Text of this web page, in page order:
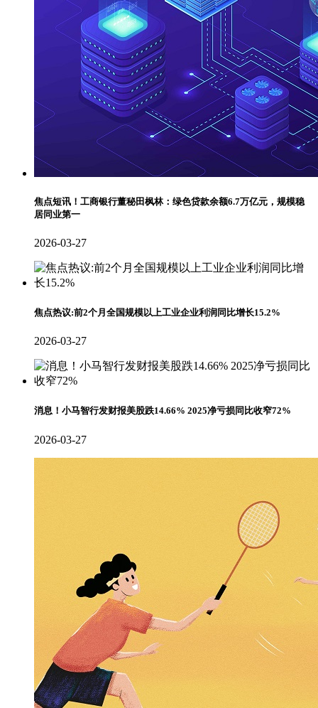
焦点短讯！工商银行董秘田枫林：绿色贷款余额6.7万亿元，规模稳
居同业第一
2026-03-27
焦点热议:前2个月全国规模以上工业企业利润同比增长15.2%
2026-03-27
消息！小马智行发财报美股跌14.66% 2025净亏损同比收窄72%
2026-03-27